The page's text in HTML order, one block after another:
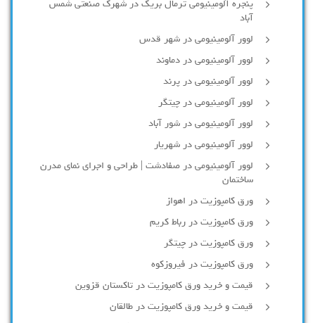
پنجره آلومینیومی ترمال بریک در شهرک صنعتی شمس
آباد
لوور آلومینیومی در شهر قدس
لوور آلومینیومی در دماوند
لوور آلومینیومی در پرند
لوور آلومینیومی در چیتگر
لوور آلومینیومی در شور آباد
لوور آلومينيومي در شهريار
لوور آلومینیومی در صفادشت | طراحی و اجرای نمای مدرن
ساختمان
ورق کامپوزیت در اهواز
ورق کامپوزیت در رباط کریم
ورق کامپوزیت در چیتگر
ورق کامپوزیت در فیروزکوه
قیمت و خرید ورق کامپوزیت در تاکستان قزوین
قیمت و خرید ورق کامپوزیت در طالقان